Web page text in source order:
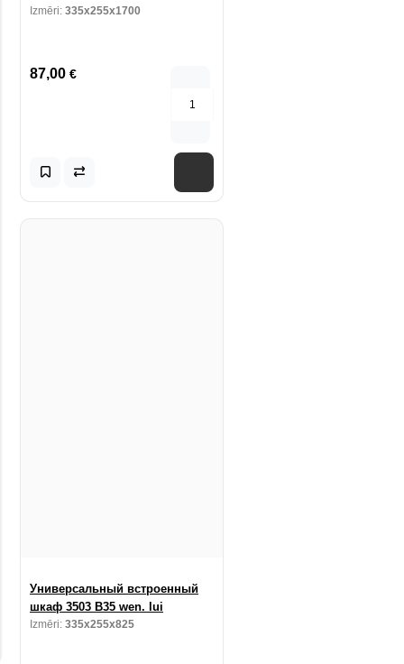
Izmēri: 335x255x1700
87,00 €
Универсальный встроенный
шкаф 3503 B35 wen. lui
Izmēri: 335x255x825